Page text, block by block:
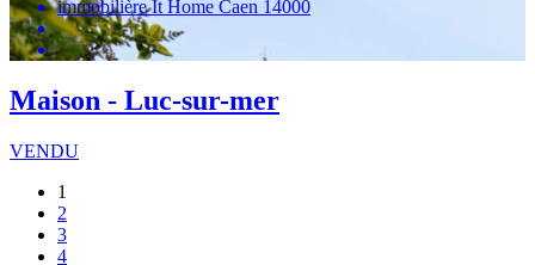
Maison - Luc-sur-mer
VENDU
1
2
3
4